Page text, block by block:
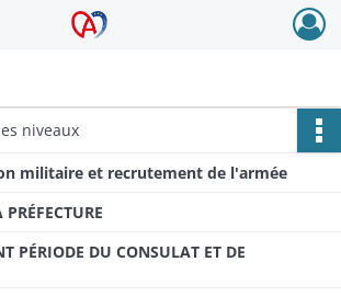
Archives Alsace - Colmar
niveaux
militaire et recrutement de l'armée
PÉRIODE DU CONSULAT ET DE